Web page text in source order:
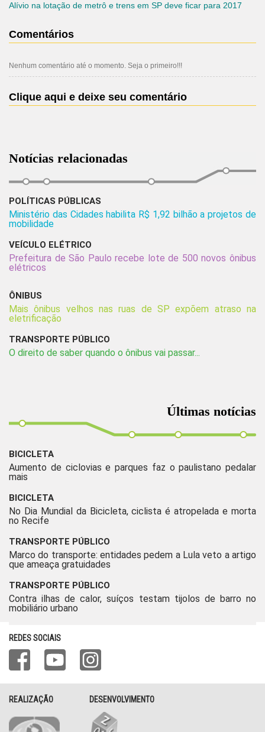
Alívio na lotação de metrô e trens em SP deve ficar para 2017
Comentários
Nenhum comentário até o momento. Seja o primeiro!!!
Clique aqui e deixe seu comentário
Notícias relacionadas
POLÍTICAS PÚBLICAS
Ministério das Cidades habilita R$ 1,92 bilhão a projetos de
mobilidade
VEÍCULO ELÉTRICO
Prefeitura de São Paulo recebe lote de 500 novos ônibus
elétricos
ÔNIBUS
Mais ônibus velhos nas ruas de SP expõem atraso na
eletrificação
TRANSPORTE PÚBLICO
O direito de saber quando o ônibus vai passar...
Últimas notícias
BICICLETA
Aumento de ciclovias e parques faz o paulistano pedalar
mais
BICICLETA
No Dia Mundial da Bicicleta, ciclista é atropelada e morta
no Recife
TRANSPORTE PÚBLICO
Marco do transporte: entidades pedem a Lula veto a artigo
que ameaça gratuidades
TRANSPORTE PÚBLICO
Contra ilhas de calor, suíços testam tijolos de barro no
mobiliário urbano
REDES SOCIAIS
REALIZAÇÃO DESENVOLVIMENTO